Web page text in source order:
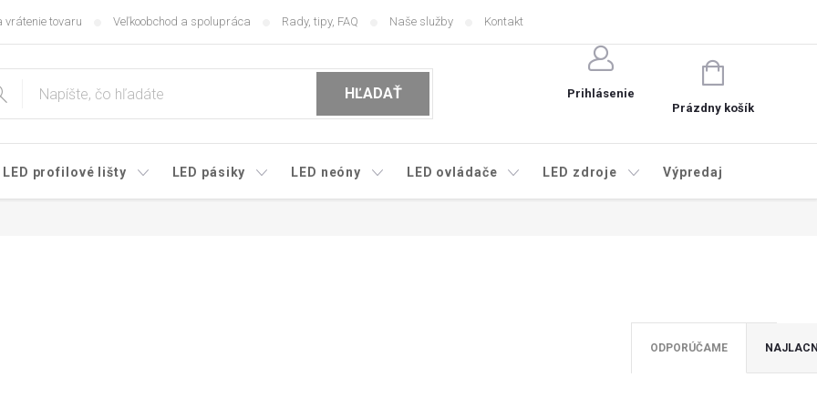
vrátenie tovaru Veľkoobchod a spolupráca Rady, tipy, FAQ Naše služby Kontakt
HĽADAŤ Prihlásenie
NÁKUPNÝ
KOŠÍK
Prázdny košík
LED profilové lišty LED pásiky LED neóny LED ovládače LED zdroje Výpredaj
ODPORÚČAME